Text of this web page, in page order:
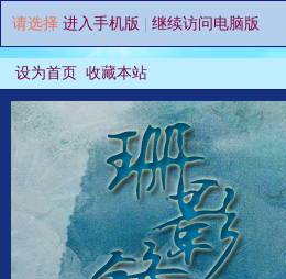
请选择 进入手机版 继续访问电脑版
设为首页 收藏本站